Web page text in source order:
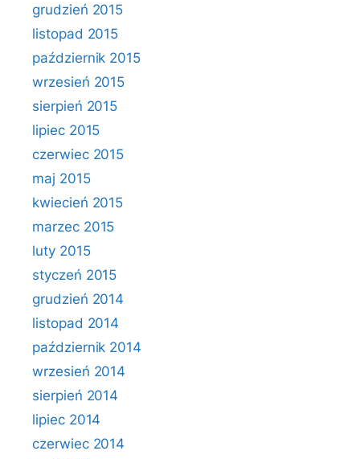
grudzień 2015
listopad 2015
październik 2015
wrzesień 2015
sierpień 2015
lipiec 2015
czerwiec 2015
maj 2015
kwiecień 2015
marzec 2015
luty 2015
styczeń 2015
grudzień 2014
listopad 2014
październik 2014
wrzesień 2014
sierpień 2014
lipiec 2014
czerwiec 2014